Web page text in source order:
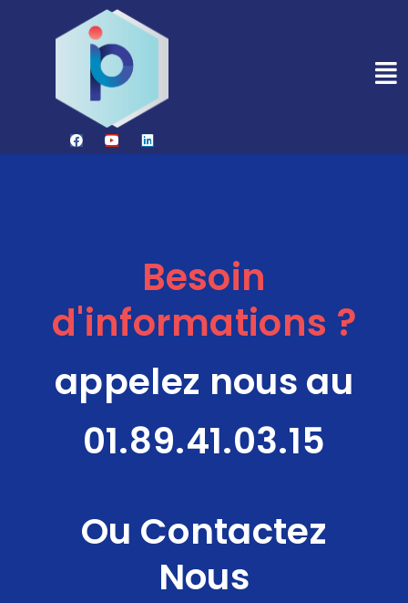
Besoin
d'informations ?
appelez nous au
01.89.41.03.15
Ou Contactez
Nous